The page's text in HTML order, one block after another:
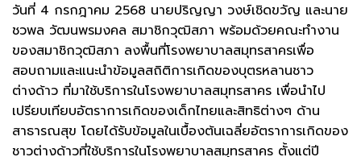
วันที่ 4 กรกฎาคม 2568 นายปริญญา วงษ์เชิดขวัญ และนาย
ชวพล วัฒนพรมงคล สมาชิกวุฒิสภา พร้อมด้วยคณะทำงาน
ของสมาชิกวุฒิสภา ลงพื้นที่โรงพยาบาลสมุทรสาครเพื่อ
สอบถามและแนะนำข้อมูลสถิติการเกิดของบุตรหลานชาว
ต่างด้าว ที่มาใช้บริการในโรงพยาบาลสมุทรสาคร เพื่อนำไป
เปรียบเทียบอัตราการเกิดของเด็กไทยและสิทธิต่างๆ ด้าน
สาธารณสุข โดยได้รับข้อมูลในเบื้องต้นเฉลี่ยอัตราการเกิดของ
ชาวต่างด้าวที่ใช้บริการในโรงพยาบาลสมุทรสาคร ตั้งแต่ปี